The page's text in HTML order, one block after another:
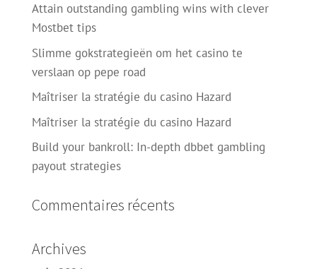
Attain outstanding gambling wins with clever
Mostbet tips
Slimme gokstrategieën om het casino te
verslaan op pepe road
Maîtriser la stratégie du casino Hazard
Maîtriser la stratégie du casino Hazard
Build your bankroll: In-depth dbbet gambling
payout strategies
Commentaires récents
Archives